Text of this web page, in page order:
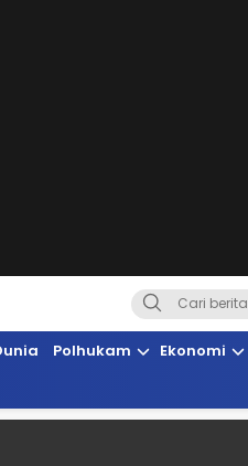
Ini, Update Terkini, Suaranya
Polhukam Ekonomi